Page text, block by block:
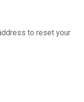
to reset your